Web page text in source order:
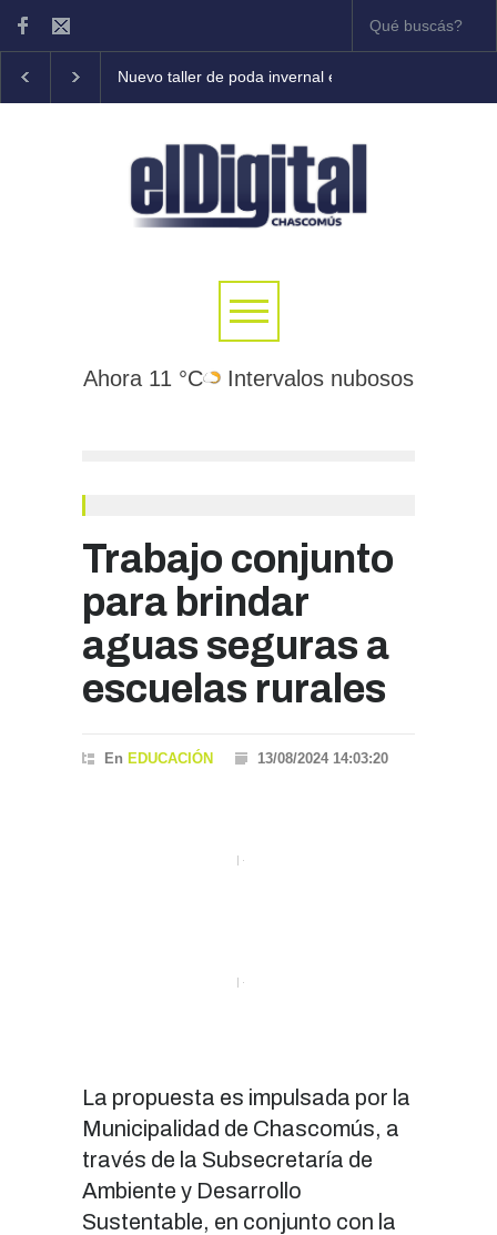
Nuevo taller de poda invernal en frutales
Ahora 11 °C Intervalos nubosos
Trabajo conjunto
para brindar
aguas seguras a
escuelas rurales
En EDUCACIÓN 13/08/2024 14:03:20
La propuesta es impulsada por la
Municipalidad de Chascomús, a
través de la Subsecretaría de
Ambiente y Desarrollo
Sustentable, en conjunto con la